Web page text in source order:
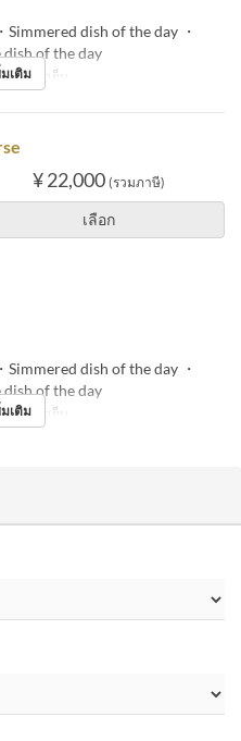
Simmered dish of the day ・
of the day
อาหารเย็น
เติม
¥ 22,000 (รวมภาษี)
เลือก
Simmered dish of the day ・
of the day
อาหารเย็น
เติม